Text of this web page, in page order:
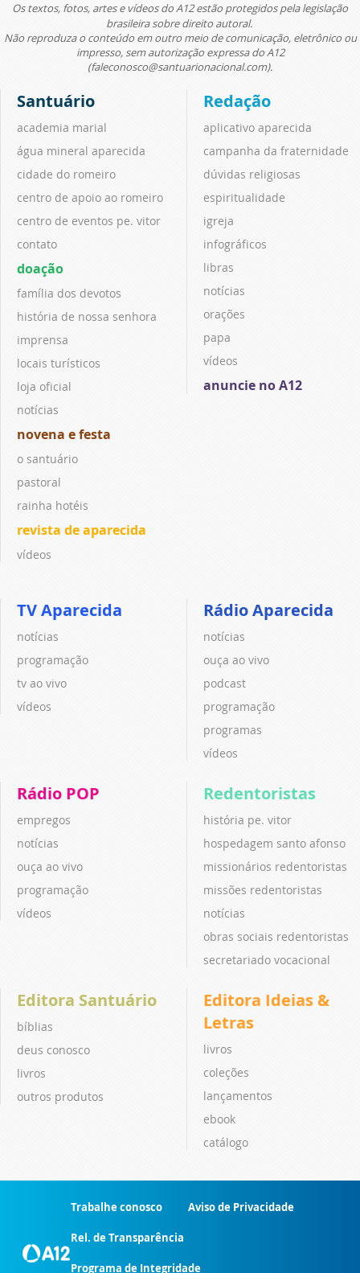
Os textos, fotos, artes e vídeos do A12 estão protegidos pela legislação
brasileira sobre direito autoral.
Não reproduza o conteúdo em outro meio de comunicação, eletrônico ou
impresso, sem autorização expressa do A12
(faleconosco@santuarionacional.com).
Santuário
academia marial
água mineral aparecida
cidade do romeiro
centro de apoio ao romeiro
centro de eventos pe. vitor
contato
doação
família dos devotos
história de nossa senhora
imprensa
locais turísticos
loja oficial
notícias
novena e festa
o santuário
pastoral
rainha hotéis
revista de aparecida
vídeos
Redação
aplicativo aparecida
campanha da fraternidade
dúvidas religiosas
espiritualidade
igreja
infográficos
libras
notícias
orações
papa
vídeos
anuncie no A12
TV Aparecida
notícias
programação
tv ao vivo
vídeos
Rádio Aparecida
notícias
ouça ao vivo
podcast
programação
programas
vídeos
Rádio POP
empregos
notícias
ouça ao vivo
programação
vídeos
Redentoristas
história pe. vitor
hospedagem santo afonso
missionários redentoristas
missões redentoristas
notícias
obras sociais redentoristas
secretariado vocacional
Editora Santuário
bíblias
deus conosco
livros
outros produtos
Editora Ideias &
Letras
livros
coleções
lançamentos
ebook
catálogo
Trabalhe conosco Aviso de Privacidade
Rel. de Transparência
Programa de Integridade